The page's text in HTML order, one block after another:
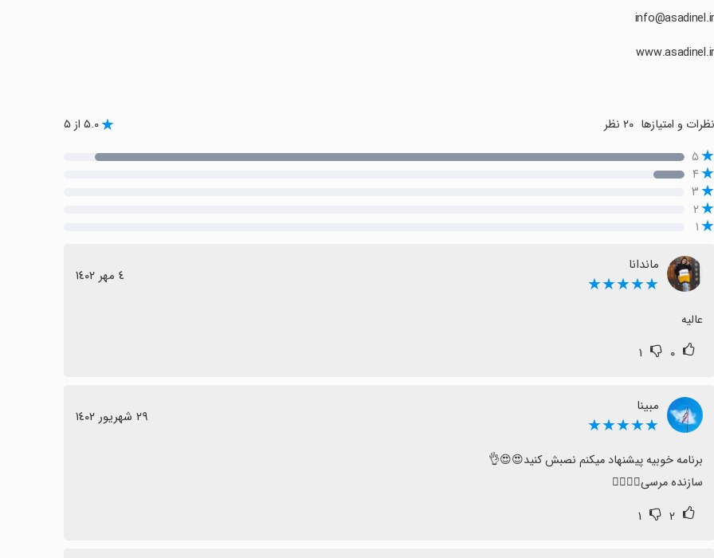
نظرات و امتیازها ۲۰ نظر ۵.۰ از ۵
۵
۴
۳
۲
۱
ماندانا
★★★★★ ٤ مهر ١٤٠٢
عالیه
۰ ۱
مبینا
★★★★★ ٢٩ شهریور ١٤٠٢
سازنده مرسی❤️‍🔥🍃🌹
۲ ۱